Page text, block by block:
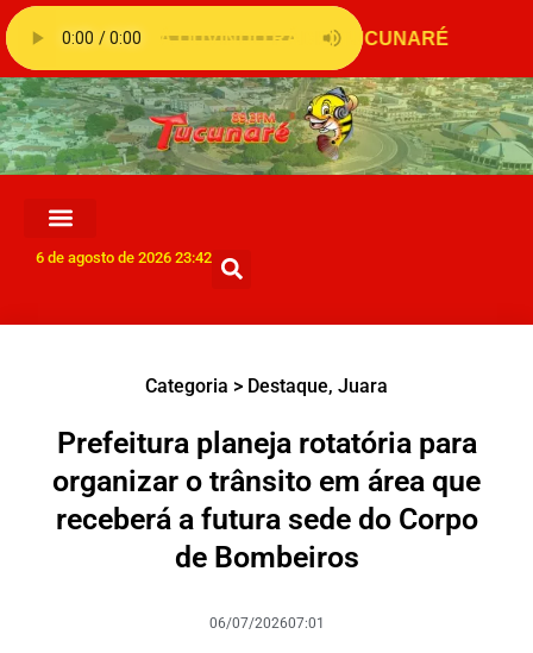
6 de agosto de 2026 23:42
Categoria > Destaque, Juara
Prefeitura planeja rotatória para
organizar o trânsito em área que
receberá a futura sede do Corpo
de Bombeiros
06/07/202607:01